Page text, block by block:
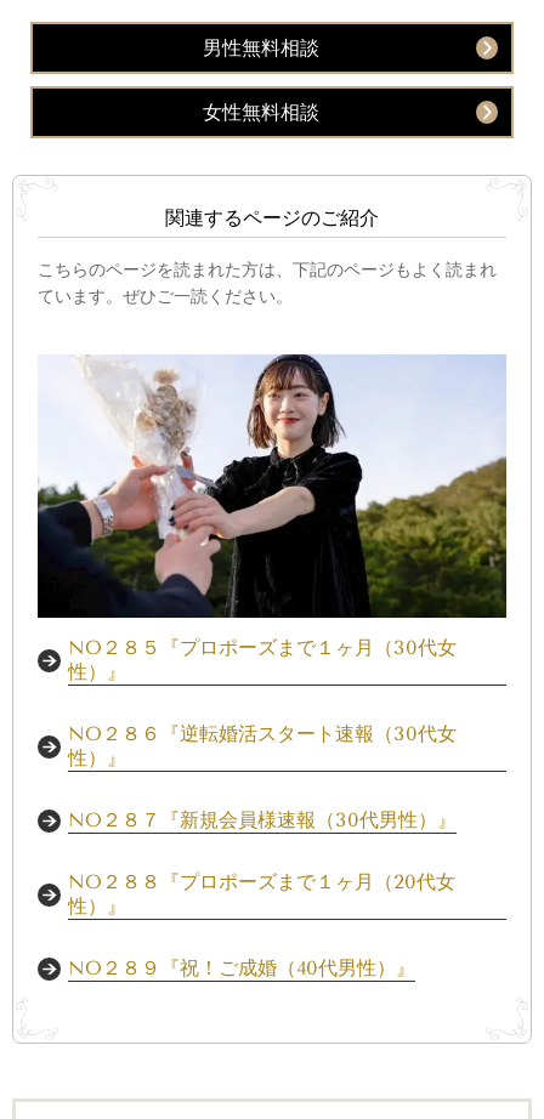
男性無料相談
女性無料相談
関連するページのご紹介
こちらのページを読まれた方は、下記のページもよく読まれ
ています。ぜひご一読ください。
NO２８５『プロポーズまで１ヶ月（30代女
性）』
NO２８６『逆転婚活スタート速報（30代女
性）』
NO２８７『新規会員様速報（30代男性）』
NO２８８『プロポーズまで１ヶ月（20代女
性）』
NO２８９『祝！ご成婚（40代男性）』